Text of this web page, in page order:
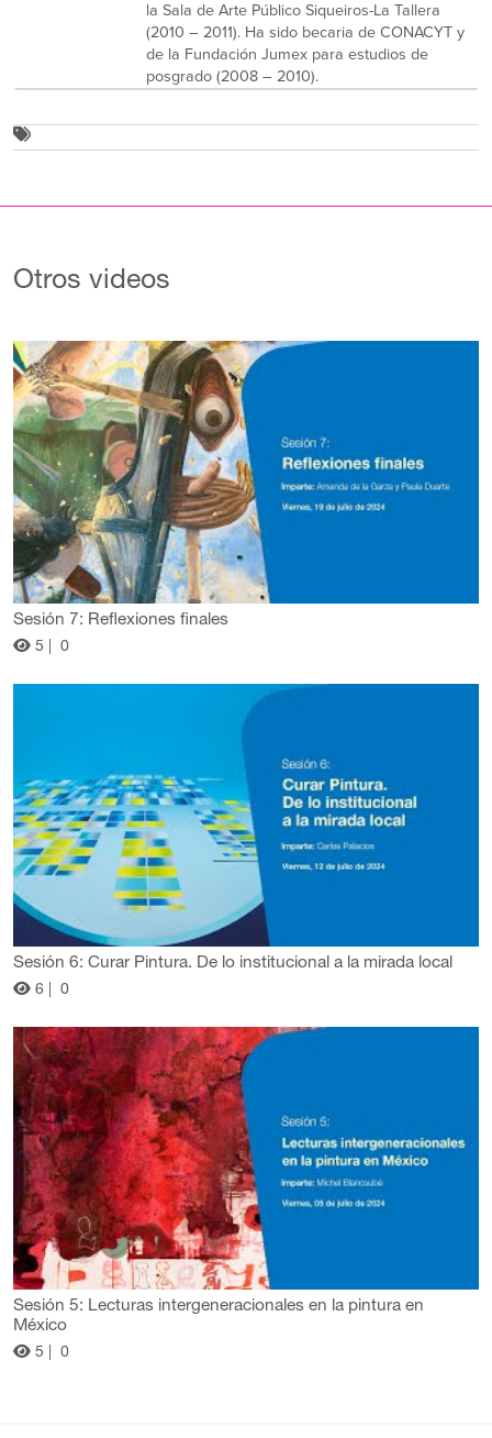
la Sala de Arte Público Siqueiros-La Tallera
(2010 – 2011). Ha sido becaria de CONACYT y
de la Fundación Jumex para estudios de
posgrado (2008 – 2010).
Otros videos
Sesión 7: Reflexiones finales
5 | 0
Sesión 6: Curar Pintura. De lo institucional a la mirada local
6 | 0
Sesión 5: Lecturas intergeneracionales en la pintura en
México
5 | 0